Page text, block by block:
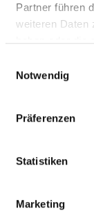
Partner führen
weiteren Daten
Notwendig
Präferenzen
Statistiken
Marketing
BEDS